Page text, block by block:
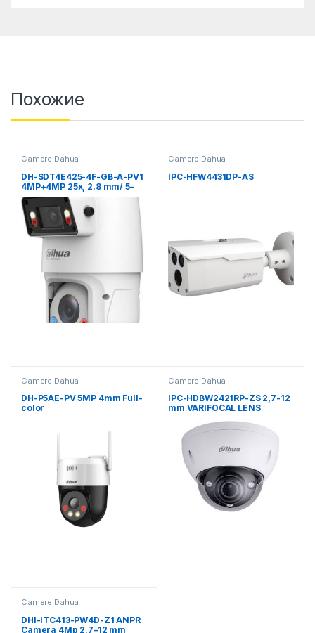
Похожие
Camere Dahua
DH-SDT4E425-4F-GB-A-PV1
4MP+4MP 25x, 2.8 mm/ 5–
125mm
Camere Dahua
IPC-HFW4431DP-AS
Camere Dahua
DH-P5AE-PV 5MP 4mm Full-
color
Camere Dahua
IPC-HDBW2421RP-ZS 2,7-12
mm VARIFOCAL LENS
Camere Dahua
DHI-ITC413-PW4D-Z1 ANPR
Camera 4Mp 2.7–12 mm